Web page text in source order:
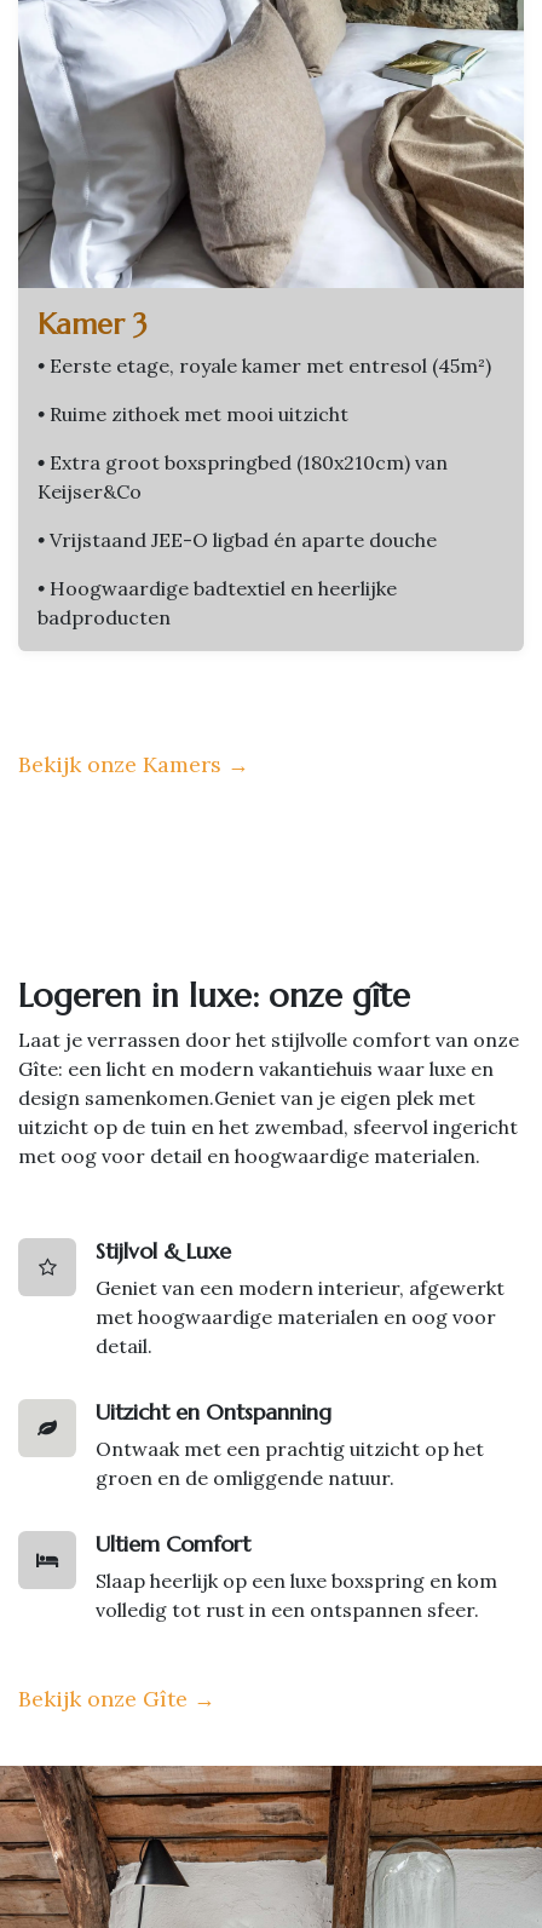
Kamer 3
• Eerste etage, royale kamer met entresol (45m²)
• Ruime zithoek met mooi uitzicht
• Extra groot boxspringbed (180x210cm) van
Keijser&Co
• Vrijstaand JEE-O ligbad én aparte douche
• Hoogwaardige badtextiel en heerlijke
badproducten
Bekijk onze Kamers →
Logeren in luxe: onze gîte
Laat je verrassen door het stijlvolle comfort van onze
Gîte: een licht en modern vakantiehuis waar luxe en
design samenkomen.Geniet van je eigen plek met
uitzicht op de tuin en het zwembad, sfeervol ingericht
met oog voor detail en hoogwaardige materialen.
Stijlvol & Luxe
Geniet van een modern interieur, afgewerkt
met hoogwaardige materialen en oog voor
detail.
Uitzicht en Ontspanning
Ontwaak met een prachtig uitzicht op het
groen en de omliggende natuur.
Ultiem Comfort
Slaap heerlijk op een luxe boxspring en kom
volledig tot rust in een ontspannen sfeer.
Bekijk onze Gîte →